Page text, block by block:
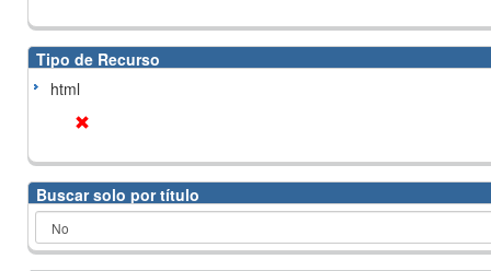
Tipo de Recurso
html
Buscar solo por título